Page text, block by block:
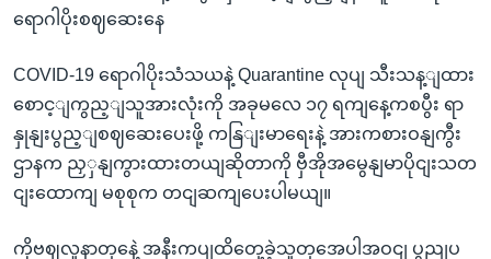
ရောဂါပိုးစဈဆေးနေ
COVID-19 ရောဂါပိုးသံသယနဲ့ Quarantine လုပျ သီးသန့ျထား
စောင့ျကွည့ျသူအားလုံးကို အခုမလေ ၁၇ ရကျနေ့ကစပွီး ရာ
နှုနျးပွည့ျစဈဆေးပေးဖို့ ကနြျးမာရေးနဲ့ အားကစားဝနျကွီး
ဌာနက ညှှနျကွားထားတယျဆိုတာကို ဗှီအိုအမွေနျမာပိုငျးသတ
ငျးထောကျ မစုစုက တငျဆကျပေးပါမယျ။
ကိုဗဈလူနာတှနေဲ့ အနီးကပျထိတှေ့ခဲ့သူတှအေပါအဝငျ ပွညျပ